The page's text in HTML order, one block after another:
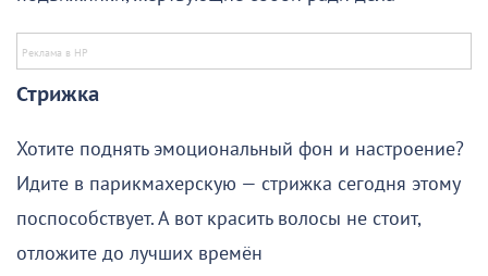
Стрижка
Хотите поднять эмоциональный фон и настроение?
Идите в парикмахерскую — стрижка сегодня этому
поспособствует. А вот красить волосы не стоит,
отложите до лучших времён